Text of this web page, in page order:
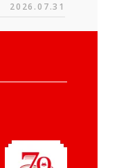
2026.07.31